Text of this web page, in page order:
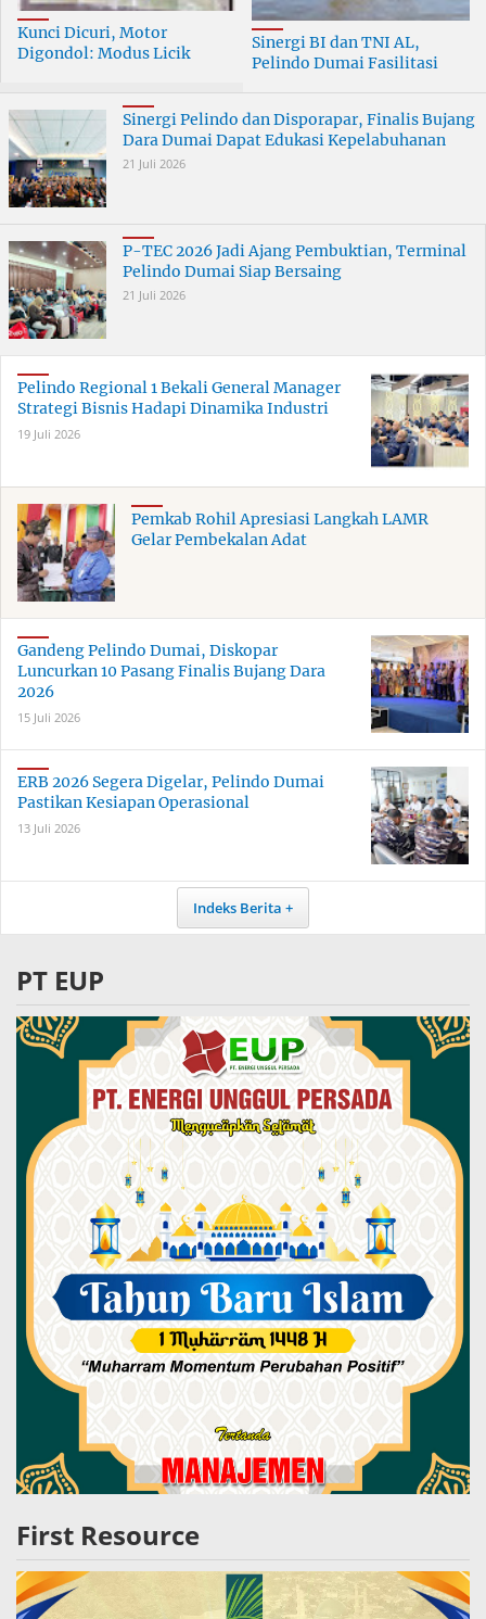
Kunci Dicuri, Motor
Digondol: Modus Licik
Terungkap
Sinergi BI dan TNI AL,
Pelindo Dumai Fasilitasi
Sinergi Pelindo dan Disporapar, Finalis Bujang
Dara Dumai Dapat Edukasi Kepelabuhanan
21 Juli 2026
P-TEC 2026 Jadi Ajang Pembuktian, Terminal
Pelindo Dumai Siap Bersaing
21 Juli 2026
Pelindo Regional 1 Bekali General Manager
Strategi Bisnis Hadapi Dinamika Industri
19 Juli 2026
Pemkab Rohil Apresiasi Langkah LAMR
Gelar Pembekalan Adat
Gandeng Pelindo Dumai, Diskopar
Luncurkan 10 Pasang Finalis Bujang Dara
2026
15 Juli 2026
ERB 2026 Segera Digelar, Pelindo Dumai
Pastikan Kesiapan Operasional
13 Juli 2026
Indeks Berita
PT EUP
First Resource